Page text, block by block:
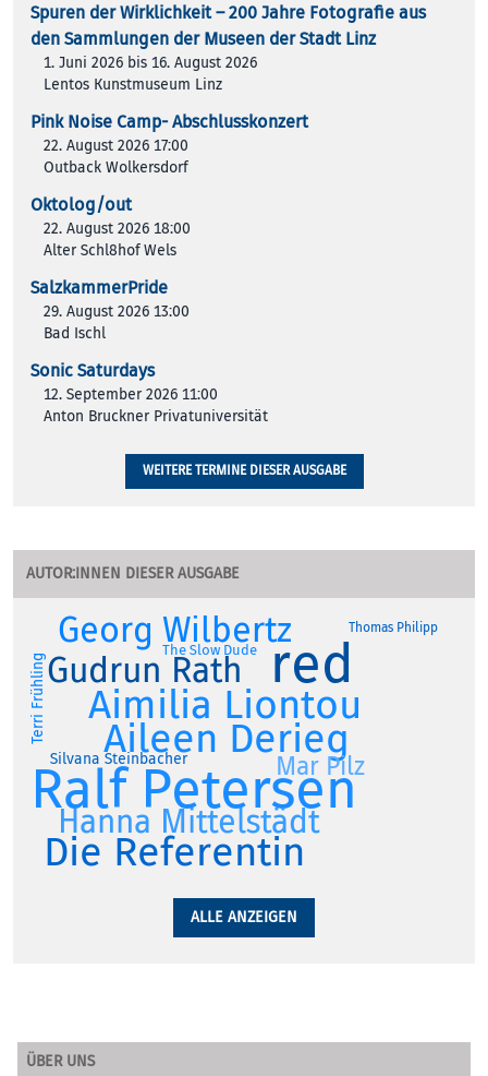
Spuren der Wirklichkeit – 200 Jah­re Foto­gra­fie aus
den Samm­lun­gen der Muse­en der Stadt Linz
1. Juni 2026 bis 16. August 2026
Lentos Kunstmuseum Linz
Pink Noise Camp- Abschlusskonzert
22. August 2026 17:00
Outback Wolkersdorf
Oktolog/out
22. August 2026 18:00
Alter Schl8hof Wels
SalzkammerPride
29. August 2026 13:00
Bad Ischl
Sonic Saturdays
12. September 2026 11:00
Anton Bruckner Privatuniversität
WEITERE TERMINE DIESER AUSGABE
AUTOR:INNEN DIESER AUSGABE
Ralf Petersen
red
Aileen Derieg
Aimilia Liontou
Die Referentin
Georg Wilbertz
Gudrun Rath
Hanna Mittelstädt
Mar Pilz
Silvana Steinbacher
Terri Frühling
The Slow Dude
Thomas Philipp
ALLE ANZEIGEN
ÜBER UNS